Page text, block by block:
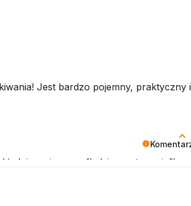
je w szufladzie „motywacja”!
Jest bardzo pojemny,